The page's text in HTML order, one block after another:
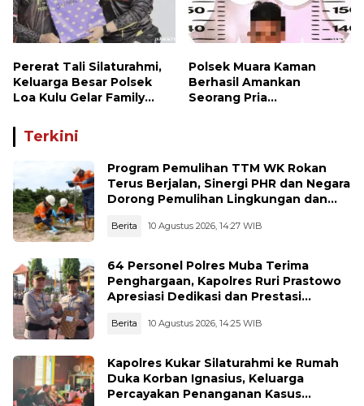
Pererat Tali Silaturahmi,
Keluarga Besar Polsek
Loa Kulu Gelar Family
Kehangatan
Polsek Muara Kaman
Berhasil Amankan
Seorang Pria
Terkini
Program Pemulihan TTM WK Rokan
Terus Berjalan, Sinergi PHR dan Negara
Dorong Pemulihan Lingkungan dan
Berita 10 Agustus 2026, 14:27 WIB
64 Personel Polres Muba Terima
Penghargaan, Kapolres Ruri Prastowo
Apresiasi Dedikasi dan Prestasi
Berita 10 Agustus 2026, 14:25 WIB
Kapolres Kukar Silaturahmi ke Rumah
Duka Korban Ignasius, Keluarga
Percayakan Penanganan Kasus